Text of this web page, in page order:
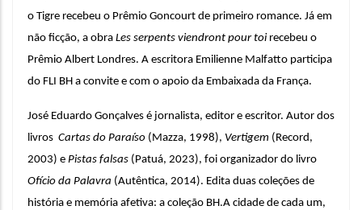
o Tigre recebeu o Prêmio Goncourt de primeiro romance. Já em
não ficção, a obra Les serpents viendront pour toi recebeu o
Prêmio Albert Londres. A escritora Emilienne Malfatto participa
do FLI BH a convite e com o apoio da Embaixada da França.
José Eduardo Gonçalves é jornalista, editor e escritor. Autor dos
livros Cartas do Paraíso (Mazza, 1998), Vertigem (Record,
2003) e Pistas falsas
Ofício da Palavra (Autêntica, 2014). Edita duas coleções de
história e memória afetiva: a coleção BH.A cidade de cada um,